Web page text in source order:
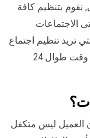
نقوم بتنظيم كافة
الاجتماعات
تريد تنظيم اجتماع
لها, تواصل معنا عبر الرقم 69694474 في اي وقت طوال 24
العميل ليس متكفل